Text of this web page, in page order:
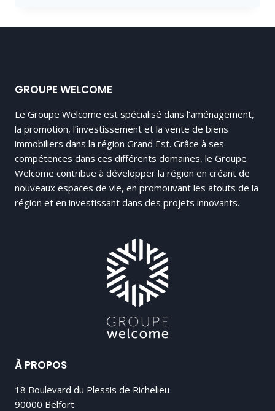
GROUPE WELCOME
Le Groupe Welcome est spécialisé dans l’aménagement,
la promotion, l’investissement et la vente de biens
immobiliers dans la région Grand Est. Grâce à ses
compétences dans ces différents domaines, le Groupe
Welcome contribue à développer la région en créant de
nouveaux espaces de vie, en promouvant les atouts de la
région et en investissant dans des projets innovants.
À PROPOS
18 Boulevard du Plessis de Richelieu
90000 Belfort